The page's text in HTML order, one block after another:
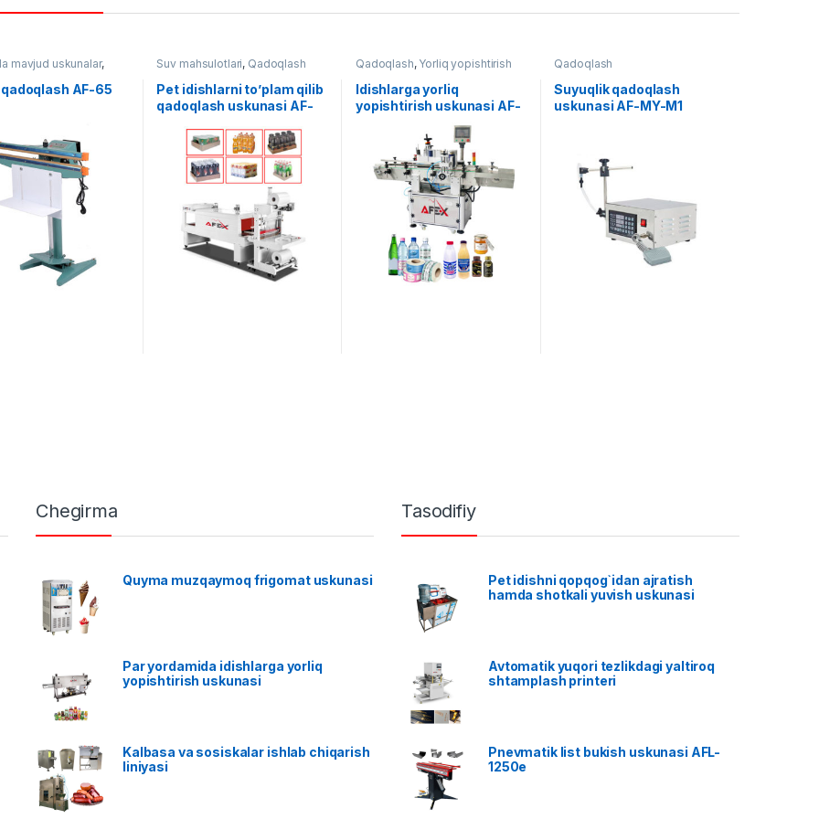
mavjud uskunalar,
Qo'lda qadoqlash
AF-65
Suv mahsulotlari, Qadoqlash
Pet idishlarni to’plam qilib
qadoqlash uskunasi AF-
Qadoqlash, Yorliq yopishtirish
Idishlarga yorliq
yopishtirish uskunasi AF-
Qadoqlash
Suyuqlik qadoqlash
uskunasi AF-MY-M1
Chegirma
Quyma muzqaymoq frigomat uskunasi
Par yordamida idishlarga yorliq
yopishtirish uskunasi
Kalbasa va sosiskalar ishlab chiqarish
liniyasi
Tasodifiy
Pet idishni qopqog`idan ajratish
hamda shotkali yuvish uskunasi
Avtomatik yuqori tezlikdagi yaltiroq
shtamplash printeri
Pnevmatik list bukish uskunasi AFL-
1250e